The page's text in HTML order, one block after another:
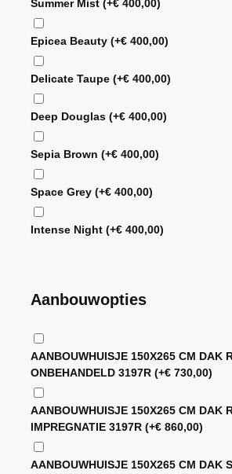
Summer Mist(+€ 400,00)
Epicea Beauty(+€ 400,00)
Delicate Taupe(+€ 400,00)
Deep Douglas(+€ 400,00)
Sepia Brown(+€ 400,00)
Space Grey(+€ 400,00)
Intense Night(+€ 400,00)
Aanbouwopties
AANBOUWHUISJE 150X265 CM DAK
ONBEHANDELD 3197R(+€ 730,00)
AANBOUWHUISJE 150X265 CM DAK
IMPREGNATIE 3197R(+€ 860,00)
AANBOUWHUISJE 150X265 CM DAK